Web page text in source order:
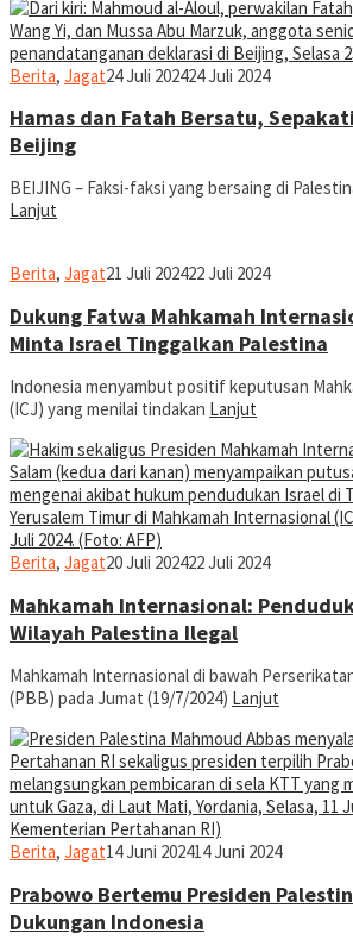
Berita, Jagatjurnal
24 Juli 202424 Juli 2024
Hamas dan Fatah Bersatu,
Beijing
BEIJING – Faksi-faksi yang bersaing di
Lanjut
Berita, Jagatjurnal
21 Juli 202422 Juli 2024
Dukung Fatwa Mahkamah
Minta Israel Tinggalkan Palestina
Indonesia menyambut positif keputusan
(ICJ) yang menilai tindakan Lanjut
Berita, Jagatjurnal
20 Juli 202422 Juli 2024
Mahkamah Internasional:
Wilayah Palestina Ilegal
Mahkamah Internasional di bawah
(PBB) pada Jumat (19/7/2024) Lanjut
Berita, Jagatjurnal
14 Juni 202414 Juni 2024
Prabowo Bertemu Presiden
Dukungan Indonesia